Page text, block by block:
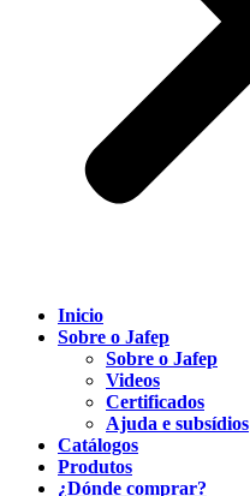
Inicio
Sobre o Jafep
Sobre o Jafep
Videos
Certificados
Ajuda e subsídios
Catálogos
Produtos
¿Dónde comprar?